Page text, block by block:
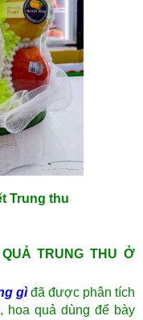
Trung thu
TRUNG THU Ở
gìđã được phân tích
hoa quả dùng để bày